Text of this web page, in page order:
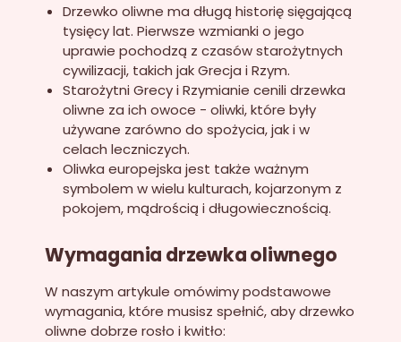
Drzewko oliwne ma długą historię sięgającą
tysięcy lat. Pierwsze wzmianki o jego
uprawie pochodzą z czasów starożytnych
cywilizacji, takich jak Grecja i Rzym.
Starożytni Grecy i Rzymianie cenili drzewka
oliwne za ich owoce - oliwki, które były
używane zarówno do spożycia, jak i w
celach leczniczych.
Oliwka europejska jest także ważnym
symbolem w wielu kulturach, kojarzonym z
pokojem, mądrością i długowiecznością.
Wymagania drzewka oliwnego
W naszym artykule omówimy podstawowe
wymagania, które musisz spełnić, aby drzewko
oliwne dobrze rosło i kwitło: